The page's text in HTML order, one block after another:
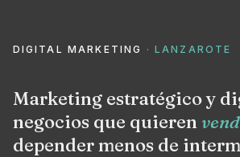
DIGITAL MARKETING · LANZAROTE
Marketing estratégico y
negocios que quieren
depender menos de